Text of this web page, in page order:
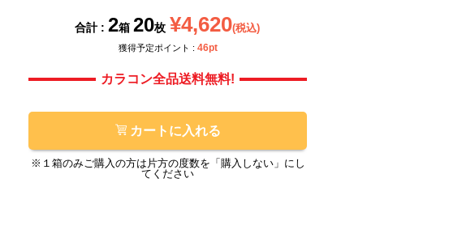
合計 : 2箱 20枚 ¥4,620(税込)
獲得予定ポイント : 46pt
カラコン全品送料無料!
カートに入れる
※１箱のみご購入の方は片方の度数を「購入しない」にし
てください